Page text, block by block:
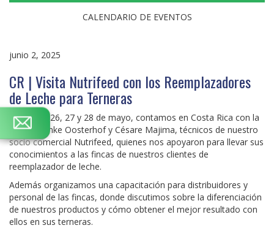
CALENDARIO DE EVENTOS
junio 2, 2025
CR | Visita Nutrifeed con los Reemplazadores
de Leche para Terneras
El pasado 26, 27 y 28 de mayo, contamos en Costa Rica con la
visita de Jinke Oosterhof y Césare Majima, técnicos de nuestro
socio comercial Nutrifeed, quienes nos apoyaron para llevar sus
conocimientos a las fincas de nuestros clientes de
reemplazador de leche.
Además organizamos una capacitación para distribuidores y
personal de las fincas, donde discutimos sobre la diferenciación
de nuestros productos y cómo obtener el mejor resultado con
ellos en sus terneras.